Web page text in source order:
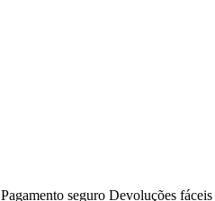
Pagamento seguro Devoluções fáceis